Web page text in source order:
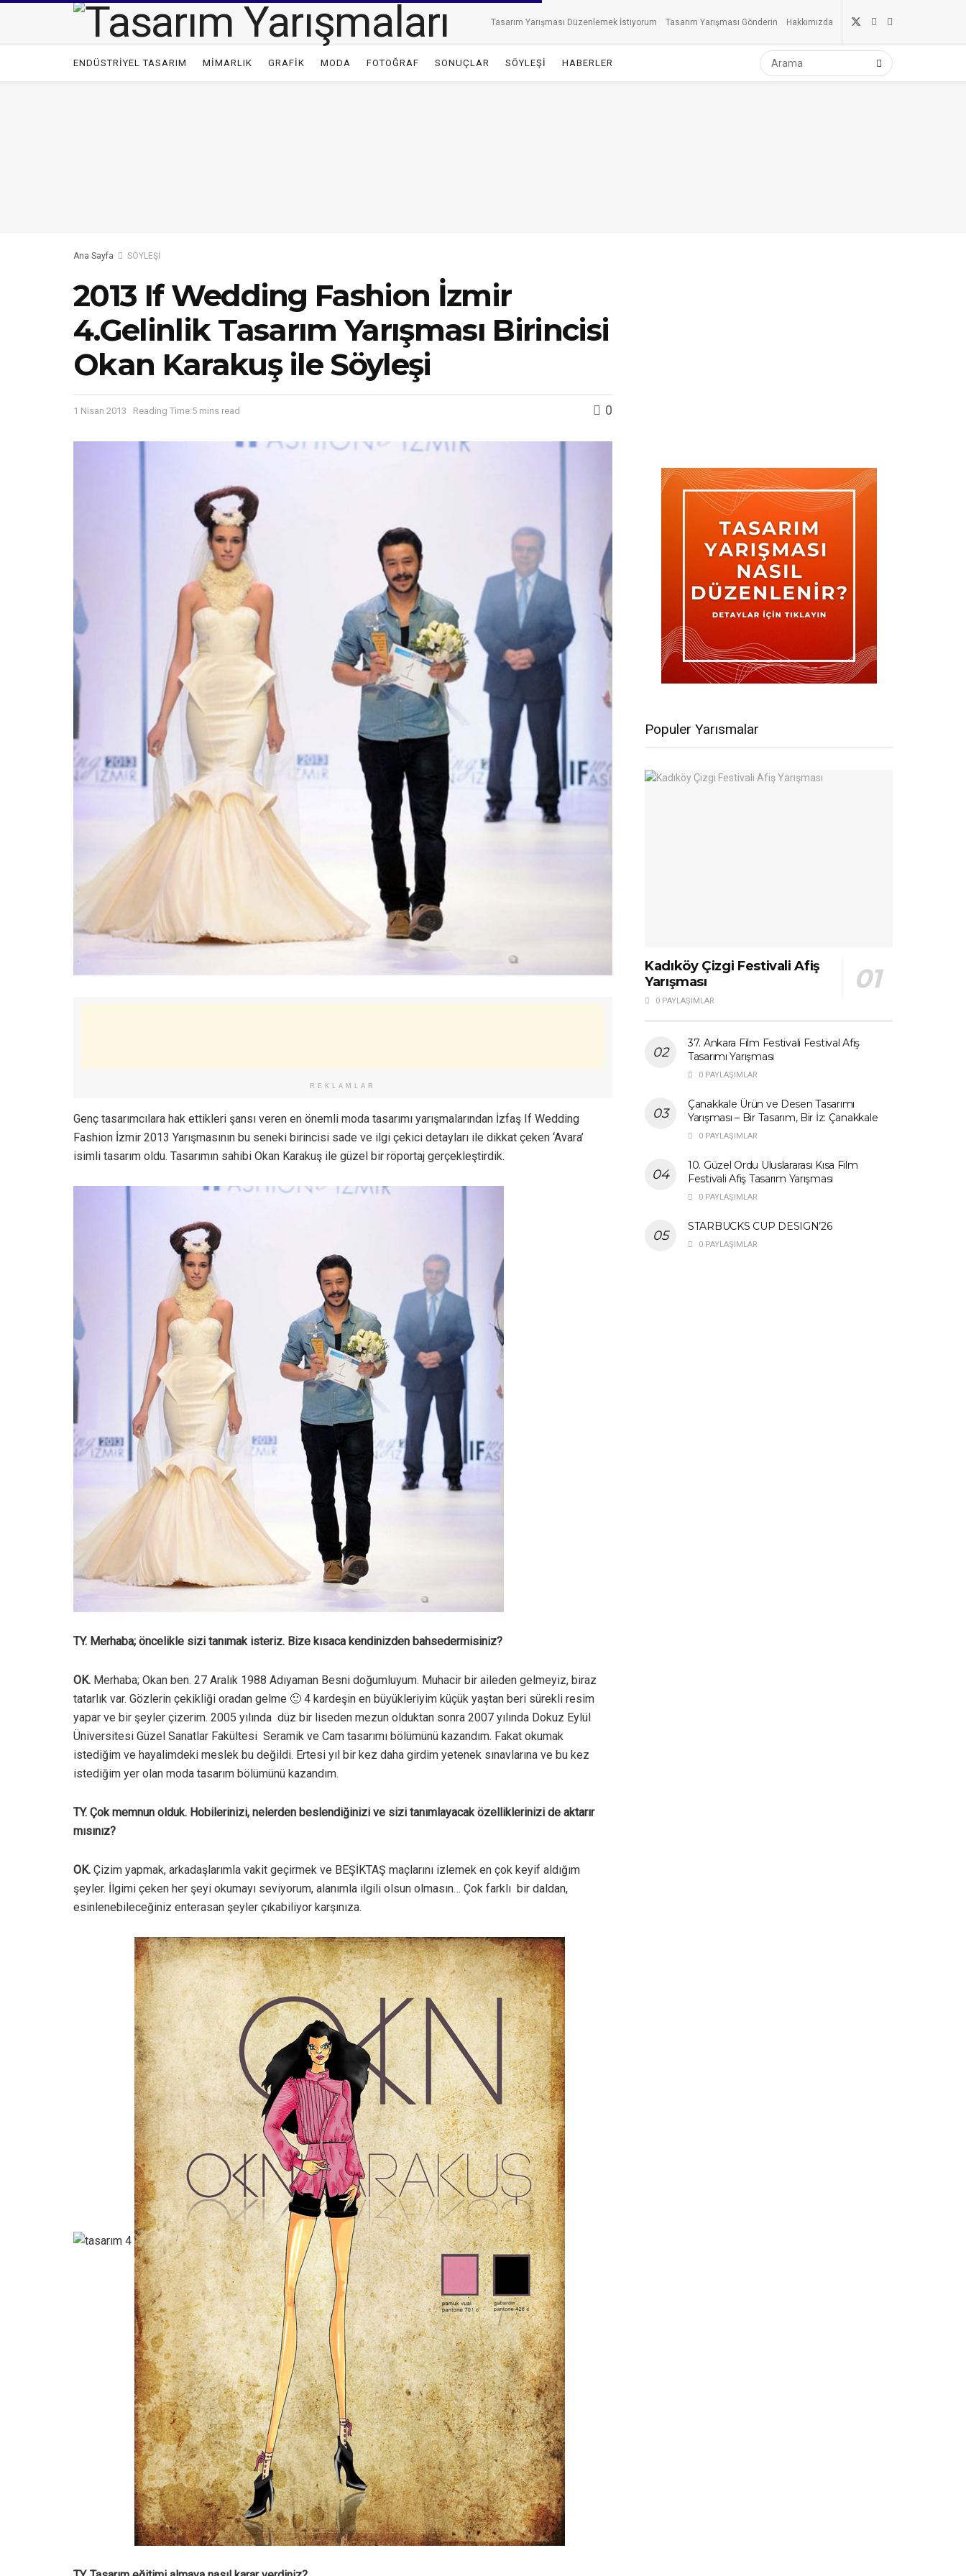
Tasarım Yarışması Düzenlemek İstiyorum Tasarım Yarışması Gönderin Hakkımızda
ENDÜSTRİYEL TASARIM MİMARLIK GRAFİK MODA FOTOĞRAF SONUÇLAR SÖYLEŞİ HABERLER
Ana Sayfa SÖYLEŞİ
2013 If Wedding Fashion İzmir
4.Gelinlik Tasarım Yarışması Birincisi
Okan Karakuş ile Söyleşi
1 Nisan 2013 Reading Time:5 mins read 0
REKLAMLAR
Genç tasarımcılara hak ettikleri şansı veren en önemli moda tasarımı yarışmalarından İzfaş If Wedding
Fashion İzmir 2013 Yarışmasının bu seneki birincisi sade ve ilgi çekici detayları ile dikkat çeken ‘Avara’
isimli tasarım oldu. Tasarımın sahibi Okan Karakuş ile güzel bir röportaj gerçekleştirdik.
TY. Merhaba; öncelikle sizi tanımak isteriz. Bize kısaca kendinizden bahsedermisiniz?
OK. Merhaba; Okan ben. 27 Aralık 1988 Adıyaman Besni doğumluyum. Muhacir bir aileden gelmeyiz, biraz
tatarlık var. Gözlerin çekikliği oradan gelme 🙂 4 kardeşin en büyükleriyim küçük yaştan beri sürekli resim
yapar ve bir şeyler çizerim. 2005 yılında düz bir liseden mezun olduktan sonra 2007 yılında Dokuz Eylül
Üniversitesi Güzel Sanatlar Fakültesi Seramik ve Cam tasarımı bölümünü kazandım. Fakat okumak
istediğim ve hayalimdeki meslek bu değildi. Ertesi yıl bir kez daha girdim yetenek sınavlarına ve bu kez
istediğim yer olan moda tasarım bölümünü kazandım.
TY. Çok memnun olduk. Hobilerinizi, nelerden beslendiğinizi ve sizi tanımlayacak özelliklerinizi de aktarır
mısınız?
OK. Çizim yapmak, arkadaşlarımla vakit geçirmek ve BEŞİKTAŞ maçlarını izlemek en çok keyif aldığım
şeyler. İlgimi çeken her şeyi okumayı seviyorum, alanımla ilgili olsun olmasın… Çok farklı bir daldan,
esinlenebileceğiniz enterasan şeyler çıkabiliyor karşınıza.
Populer Yarısmalar
Kadıköy Çizgi Festivali Afiş
Yarışması
0 PAYLAŞIMLAR
37. Ankara Film Festivali Festival Afiş
Tasarımı Yarışması
0 PAYLAŞIMLAR
Çanakkale Ürün ve Desen Tasarımı
Yarışması – Bir Tasarım, Bir İz: Çanakkale
0 PAYLAŞIMLAR
10. Güzel Ordu Uluslararası Kısa Film
Festivali Afiş Tasarım Yarışması
0 PAYLAŞIMLAR
STARBUCKS CUP DESIGN’26
0 PAYLAŞIMLAR